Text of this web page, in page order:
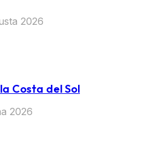
2026
Costa del Sol
2026